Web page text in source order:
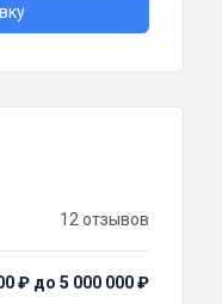
12 отзывов
₽ до 5 000 000 ₽